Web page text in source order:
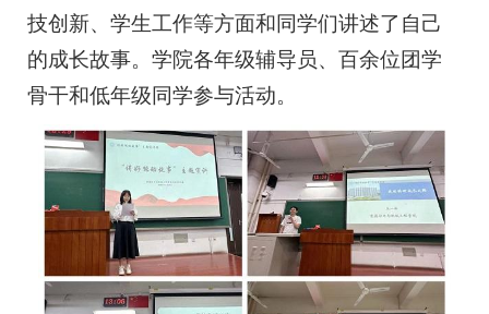
技创新、学生工作等方面和同学们讲述了自己
的成长故事。学院各年级辅导员、百余位团学
骨干和低年级同学参与活动。